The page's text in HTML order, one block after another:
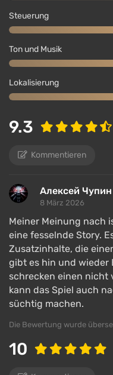
Steuerung
Ton und Musik
Lokalisierung
9.3
Kommentieren
Алексей Чупин
8 März 2026
Meiner Meinung nach
eine fesselnde Story.
Zusatzinhalte, die
gibt es hin und wieder
schrecken einen nicht
kann das Spiel auch
süchtig machen.
Die Bewertung wurde
10